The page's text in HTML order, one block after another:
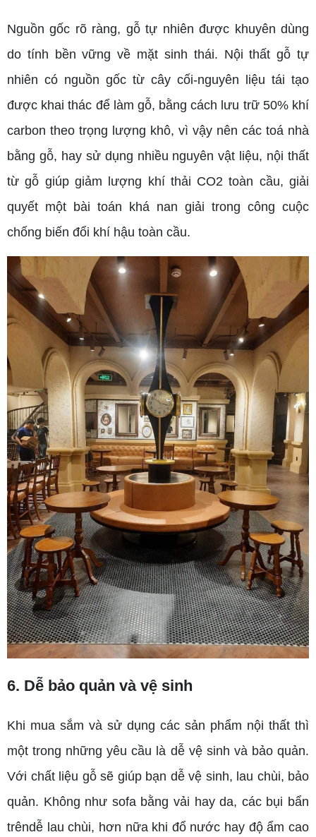
Nguồn gốc rõ ràng, gỗ tự nhiên được khuyên dùng
do tính bền vững về mặt sinh thái. Nội thất gỗ tự
nhiên có nguồn gốc từ cây cối-nguyên liệu tái tạo
được khai thác để làm gỗ, bằng cách lưu trữ 50% khí
carbon theo trọng lượng khô, vì vậy nên các toá nhà
bằng gỗ, hay sử dụng nhiều nguyên vật liệu, nội thất
từ gỗ giúp giảm lượng khí thải CO2 toàn cầu, giải
quyết một bài toán khá nan giải trong công cuộc
chống biến đổi khí hậu toàn cầu.
6. Dễ bảo quản và vệ sinh
Khi mua sắm và sử dụng các sản phẩm nội thất thì
một trong những yêu cầu là dễ vệ sinh và bảo quản.
Với chất liệu gỗ sẽ giúp bạn dễ vệ sinh, lau chùi, bảo
quản. Không như sofa bằng vải hay da, các bụi bẩn
trêndễ lau chùi, hơn nữa khi đổ nước hay độ ẩm cao